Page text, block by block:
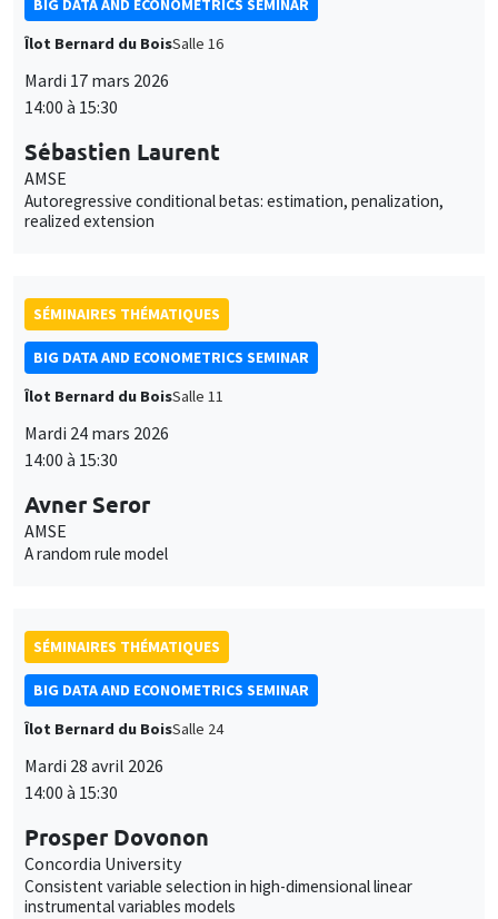
BIG DATA AND ECONOMETRICS SEMINAR
Îlot Bernard du BoisSalle 16
Mardi 17 mars 2026
14:00 à 15:30
Sébastien Laurent
AMSE
Autoregressive conditional betas: estimation, penalization,
realized extension
SÉMINAIRES THÉMATIQUES
BIG DATA AND ECONOMETRICS SEMINAR
Îlot Bernard du BoisSalle 11
Mardi 24 mars 2026
14:00 à 15:30
Avner Seror
AMSE
A random rule model
SÉMINAIRES THÉMATIQUES
BIG DATA AND ECONOMETRICS SEMINAR
Îlot Bernard du BoisSalle 24
Mardi 28 avril 2026
14:00 à 15:30
Prosper Dovonon
Concordia University
Consistent variable selection in high-dimensional linear
instrumental variables models